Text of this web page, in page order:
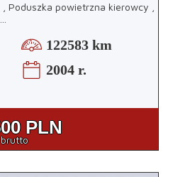
Poduszka powietrzna kierowcy ,
122583 km
2004 r.
PLN
brutto